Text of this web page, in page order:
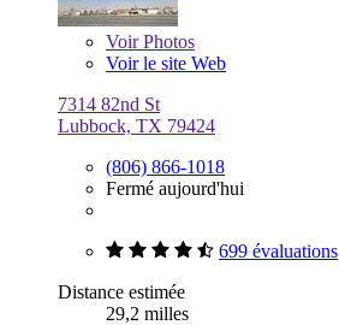
VoirPhotos
Voir le site Web
7314 82nd St
Lubbock, TX 79424
(806) 866-1018
Fermé aujourd'hui
699 évaluations
Distance estimée
29,2 milles